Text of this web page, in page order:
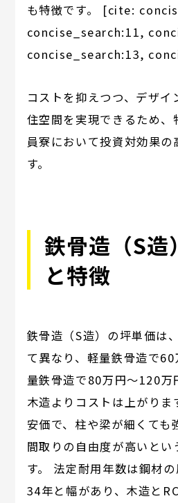
も特徴です。 [cite:
concise_search:11,
concise_search:13,
コストを抑えつつ、デザ
住空間を実現できるため
員寮において投資対効果の
す。
鉄骨造（S造
と特徴
鉄骨造（S造）の坪単価は
て異なり、軽量鉄骨造で
量鉄骨造で80万円～120万
木造よりコストは上がりま
安価で、柱や梁が細くても
間取りの自由度が高いとい
す。 法定耐用年数は鋼材
34年と幅があり、木造と